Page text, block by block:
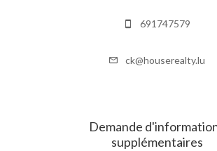
691747579
ck@houserealty.lu
Demande
supplémentaires